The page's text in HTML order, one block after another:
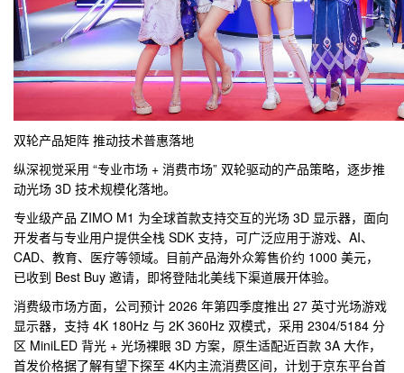
双轮产品矩阵 推动技术普惠落地
纵深视觉采用 “专业市场 + 消费市场” 双轮驱动的产品策略，逐步推
动光场 3D 技术规模化落地。
专业级产品 ZIMO M1 为全球首款支持交互的光场 3D 显示器，面向
开发者与专业用户提供全栈 SDK 支持，可广泛应用于游戏、AI、
CAD、教育、医疗等领域。目前产品海外众筹售价约 1000 美元，
已收到 Best Buy 邀请，即将登陆北美线下渠道展开体验。
消费级市场方面，公司预计 2026 年第四季度推出 27 英寸光场游戏
显示器，支持 4K 180Hz 与 2K 360Hz 双模式，采用 2304/5184 分
区 MiniLED 背光 + 光场裸眼 3D 方案，原生适配近百款 3A 大作，
首发价格据了解有望下探至 4K内主流消费区间，计划于京东平台首